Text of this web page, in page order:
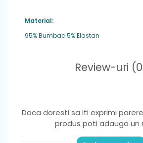
Ideală pentru: școală, grădiniță,
Material:
95% Bumbac 5% Elastan
Review-uri
Daca doresti sa iti exprimi
produs poti adauga un